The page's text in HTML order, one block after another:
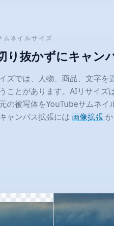
ネイルサイズ
り抜かずにキャン
ズでは、人物、商品、文字を
ことがあります。AIリサイズ
の被写体をYouTubeサムネイ
ャンバス拡張には画像拡張